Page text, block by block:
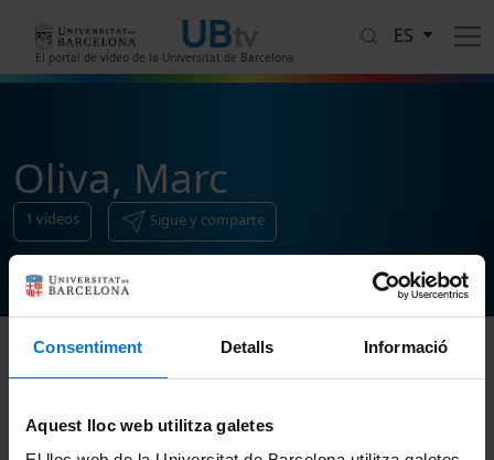
Consentiment Detalls Informació
Aquest lloc web utilitza galetes
El portal de vídeo de la Universitat de Barcelona
ES
Oliva, Marc
1 vídeos Sigue y comparte
Ordenar